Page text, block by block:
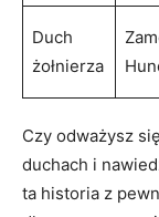
Duch
żołnierza
Czy odważysz
duchach i
ta historia z